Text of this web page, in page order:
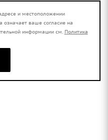
и местоположении
означает ваше согласие на
информации см. Политика